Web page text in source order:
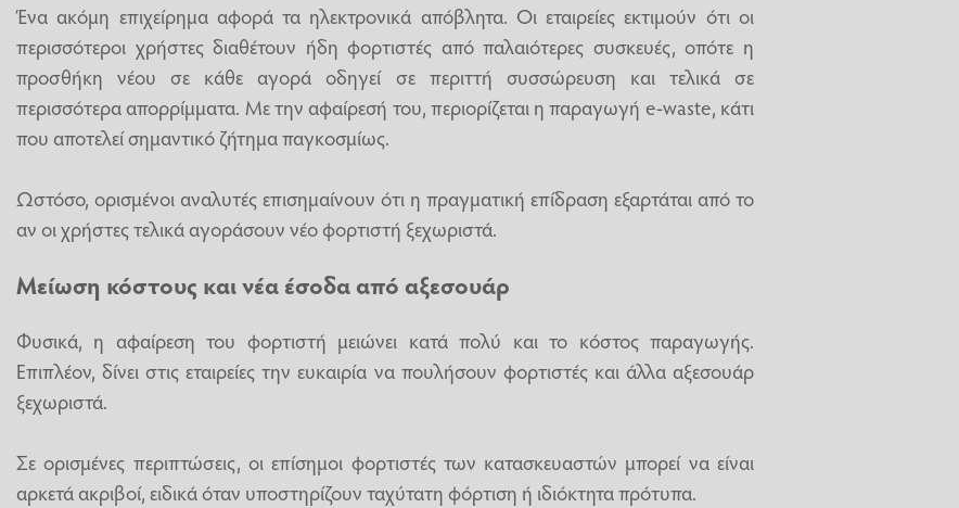
Ένα ακόμη επιχείρημα αφορά τα ηλεκτρονικά απόβλητα. Οι εταιρείες εκτιμούν ότι οι
περισσότεροι χρήστες διαθέτουν ήδη φορτιστές από παλαιότερες συσκευές, οπότε η
προσθήκη νέου σε κάθε αγορά οδηγεί σε περιττή συσσώρευση και τελικά σε
περισσότερα απορρίμματα. Με την αφαίρεσή του, περιορίζεται η παραγωγή e-waste, κάτι
που αποτελεί σημαντικό ζήτημα παγκοσμίως.
Ωστόσο, ορισμένοι αναλυτές επισημαίνουν ότι η πραγματική επίδραση εξαρτάται από το
αν οι χρήστες τελικά αγοράσουν νέο φορτιστή ξεχωριστά.
Μείωση κόστους και νέα έσοδα από αξεσουάρ
Φυσικά, η αφαίρεση του φορτιστή μειώνει κατά πολύ και το κόστος παραγωγής.
Επιπλέον, δίνει στις εταιρείες την ευκαιρία να πουλήσουν φορτιστές και άλλα αξεσουάρ
ξεχωριστά.
Σε ορισμένες περιπτώσεις, οι επίσημοι φορτιστές των κατασκευαστών μπορεί να είναι
αρκετά ακριβοί, ειδικά όταν υποστηρίζουν ταχύτατη φόρτιση ή ιδιόκτητα πρότυπα.